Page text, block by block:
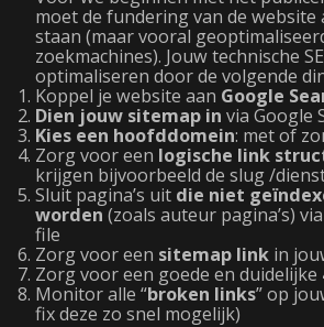
moet de fundering van de website
staan (maar vooral
zoekmachines). Jouw technische
optimaliseren door de volgende
Koppel je website aan Google
Dien jouw sitemap in via Google
Kies een hoofddomein: met of
Zorg voor een logische link
krijgen bijvoorbeeld de slug /
Sluit pagina’s uit die niet
worden (zoals auteur pagina’s)
file
Zorg voor een sitemap link in
Zorg voor een goede en duidelijke
Monitor alle “broken links” op
fix deze zo snel mogelijk)